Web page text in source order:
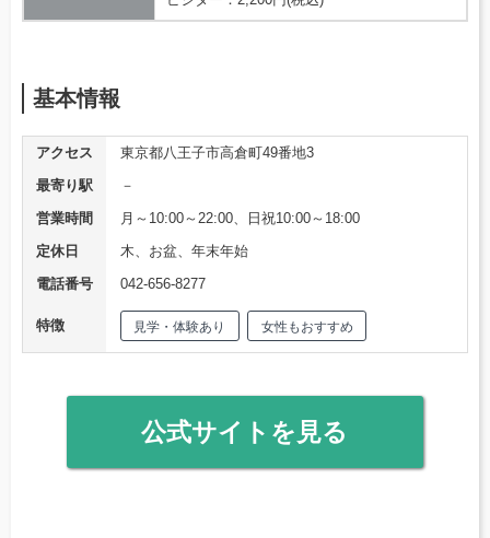
基本情報
アクセス
東京都八王子市高倉町49番地3
最寄り駅
－
営業時間
月～10:00～22:00、日祝10:00～18:00
定休日
木、お盆、年末年始
電話番号
042-656-8277
特徴 見学・体験あり 女性もおすすめ
公式サイトを見る